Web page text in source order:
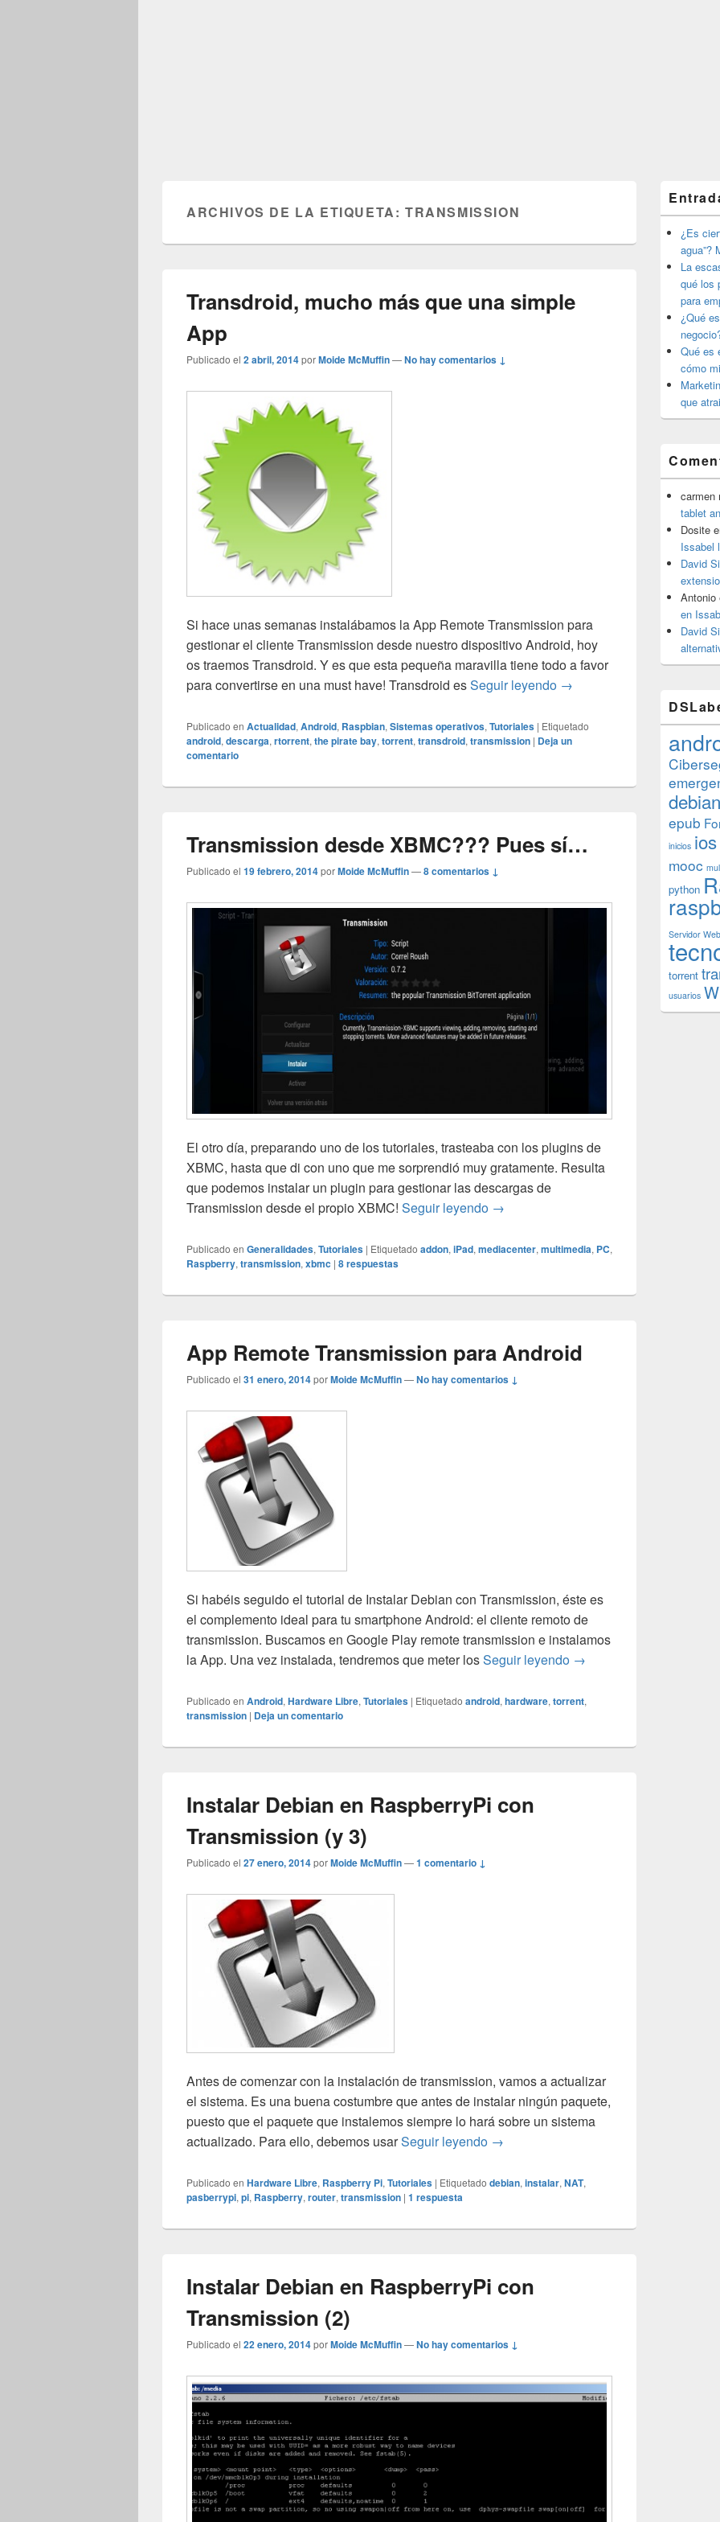
ARCHIVOS DE LA ETIQUETA:TRANSMISSION
Transdroid, mucho más que una simple
App
Publicado el 2 abril, 2014porMoide McMuffin—No hay comentarios ↓
Si hace unas semanas instalábamos la App Remote Transmission para
gestionar el cliente Transmission desde nuestro dispositivo Android, hoy
os traemos Transdroid. Y es que esta pequeña maravilla tiene todo a favor
para convertirse en una must have! Transdroid esSeguir leyendo Transdroid, mucho más
→
Publicado en Actualidad, Android, Raspbian, Sistemas operativos, Tutoriales | Etiquetado
android, descarga, rtorrent, the pirate bay, torrent, transdroid, transmission | Deja un
comentario
Transmission desde XBMC??? Pues sí…
Publicado el 19 febrero, 2014porMoide McMuffin—8 comentarios ↓
El otro día, preparando uno de los tutoriales, trasteaba con los plugins de
XBMC, hasta que di con uno que me sorprendió muy gratamente. Resulta
que podemos instalar un plugin para gestionar las descargas de
Transmission desde el propio XBMC! Seguir leyendo Transmission desde XBMC??? Pues
→
Publicado en Generalidades, Tutoriales | Etiquetado addon, iPad, mediacenter, multimedia, PC,
Raspberry, transmission, xbmc | 8respuestas
App Remote Transmission para Android
Publicado el 31 enero, 2014porMoide McMuffin—No hay comentarios ↓
Si habéis seguido el tutorial de Instalar Debian con Transmission, éste es
el complemento ideal para tu smartphone Android: el cliente remoto de
transmission. Buscamos en Google Play remote transmission e instalamos
la App. Una vez instalada, tendremos que meter losSeguir leyendo App Remote
→
Publicado en Android, Hardware Libre, Tutoriales | Etiquetado android, hardware, torrent,
transmission | Deja un comentario
Instalar Debian en RaspberryPi con
Transmission (y 3)
Publicado el 27 enero, 2014porMoide McMuffin—1 comentario ↓
Antes de comenzar con la instalación de transmission, vamos a actualizar
el sistema. Es una buena costumbre que antes de instalar ningún paquete,
puesto que el paquete que instalemos siempre lo hará sobre un sistema
actualizado. Para ello, debemos usarSeguir leyendo Instalar Debian en RaspberryPi con
→
Publicado en Hardware Libre, Raspberry Pi, Tutoriales | Etiquetado debian, instalar, NAT,
pasberrypi, pi, Raspberry, router, transmission | 1 respuesta
Instalar Debian en RaspberryPi con
Transmission (2)
Publicado el 22 enero, 2014porMoide McMuffin—No hay comentarios ↓
área
de
widget
barra
lateral
primaria
¿Es
agua”?
La
qué los
para
¿Qué
Qué es
cómo
que
carmen
tablet
Dosite
Issabel
David
Antonio
en
David
debian
epub
inicios ios
mooc
python
Servidor Web
torrent
usuarios